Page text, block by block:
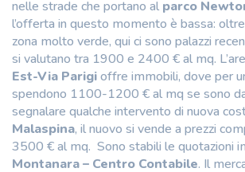
nelle strade che portano al parco
l’offerta in questo momento è bassa:
zona molto verde, qui ci sono palazzi
si valutano tra 1900 e 2400 € al mq.
Est-Via Parigioffre immobili, dove per
spendono 1100-1200 € al mq se sono
segnalare qualche intervento di nuova
Malaspina, il nuovo si vende a prezzi
3500 € al mq. Sono stabili le quotazioni
Montanara – Centro Contabile. Il